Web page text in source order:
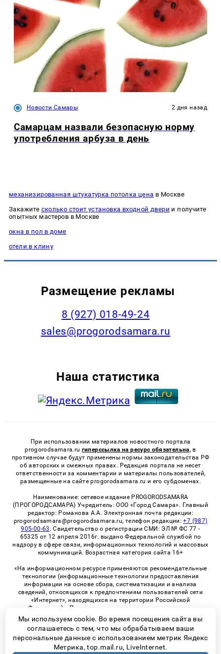
Новости Самары 2 дня назад
Самарцам назвали безопасную норму
употребления арбуза в день
механизированная штукатурка потолка цена в Москве
Закажите сколько стоит установка входной двери и получите
опытных мастеров в Москве
окна в пол в доме
отели в клину
Размещение рекламы
8 (927) 018-49-24
sales@progorodsamara.ru
Наша статистика
При использовании материалов новостного портала
progorodsamara.ru гиперссылка на ресурс обязательна, в
противном случае будут применены нормы законодательства РФ
об авторских и смежных правах. Редакция портала не несет
ответственности за комментарии и материалы пользователей,
размещенные на сайте progorodsamara.ru и его субдоменах.
Наименование: сетевое издание PROGORODSAMARA
(ПРОГОРОДСАМАРА) Учредитель: ООО «Город Самара». Главный
редактор: Романова А.А. Электронная почта редакции:
progorodsamara@progorodsamara.ru, телефон редакции:+7 (987)
905-00-63 . Свидетельство о регистрации СМИ: ЭЛ № ФС 77 -
65325 от 12 апреля 2016г. выдано Федеральной службой по
надзору в сфере связи, информационных технологий и массовых
коммуникаций. Возрастная категория сайта 16+
«На информационном ресурсе применяются рекомендательные
технологии (информационные технологии предоставления
информации на основе сбора, систематизации и анализа
сведений, относящихся к предпочтениям пользователей сети
«Интернет», находящихся на территории Российской
Федерации)». Правила применения рекомендательных
технологий в виджетах рекламно-обменной сети
«СМИ2» (PDF)
© 2026 «ProGorodSamara» | Все права защищены
Мы используем cookie. Во время посещения сайта вы
соглашаетесь с тем, что мы обрабатываем ваши
персональные данные с использованием метрик Яндекс
Метрика, top.mail.ru, LiveInternet.